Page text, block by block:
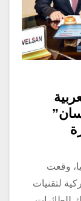
وقعت
لتقنيات